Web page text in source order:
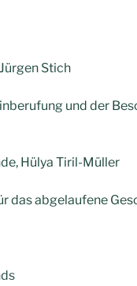
Stich
und der
Hülya Tiril-Müller
das abgelaufene